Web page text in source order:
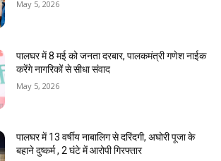
May 5, 2026
पालघर में 8 मई को जनता दरबार, पालकमंत्री गणेश नाईक
करेंगे नागरिकों से सीधा संवाद
May 5, 2026
पालघर में 13 वर्षीय नाबालिग से दरिंदगी, अघोरी पूजा के
बहाने दुष्कर्म , 2 घंटे में आरोपी गिरफ्तार